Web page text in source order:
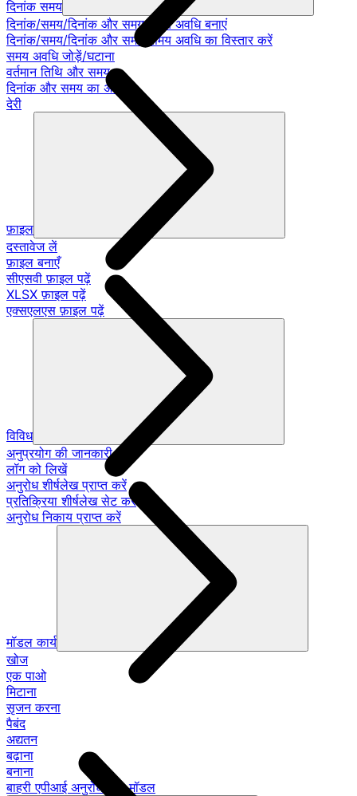
दिनांक समय
दिनांक/समय/दिनांक और समय/समय अवधि बनाएं
दिनांक/समय/दिनांक और समय/समय अवधि का विस्तार करें
समय अवधि जोड़ें/घटाना
वर्तमान तिथि और समय
दिनांक और समय का अंतर
देरी
फ़ाइल
दस्तावेज लें
फ़ाइल बनाएँ
सीएसवी फ़ाइल पढ़ें
XLSX फ़ाइल पढ़ें
एक्सएलएस फ़ाइल पढ़ें
विविध
अनुप्रयोग की जानकारी
लॉग को लिखें
अनुरोध शीर्षलेख प्राप्त करें
प्रतिक्रिया शीर्षलेख सेट करें
अनुरोध निकाय प्राप्त करें
मॉडल कार्य
खोज
एक पाओ
मिटाना
सृजन करना
पैबंद
अद्यतन
बढ़ाना
बनाना
बाहरी एपीआई अनुरोध डेटा मॉडल